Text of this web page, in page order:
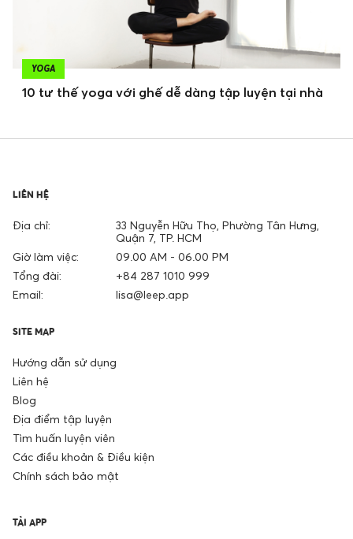
YOGA
10 tư thế yoga với ghế dễ dàng tập luyện tại nhà
LIÊN HỆ
Địa chỉ:
33 Nguyễn Hữu Thọ, Phường Tân Hưng,
Quận 7, TP. HCM
Giờ làm việc:
09.00 AM - 06.00 PM
Tổng đài:
+84 287 1010 999
Email:
lisa@leep.app
SITE MAP
Hướng dẫn sử dụng
Liên hệ
Blog
Địa điểm tập luyện
Tìm huấn luyện viên
Các điều khoản & Điều kiện
Chính sách bảo mật
TẢI APP